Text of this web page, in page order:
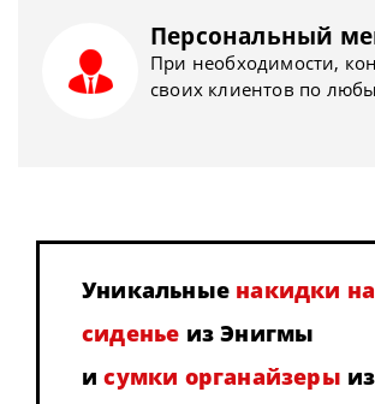
Персональный
При необходимости,
своих клиентов по
Уникальные накидки на
сиденье из Энигмы
исумки органайзеры